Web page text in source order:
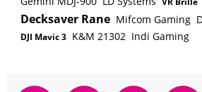
Decksaver Rane Mifcom Gaming
DJI Mavic 3 K&M 21302 Indi Gaming